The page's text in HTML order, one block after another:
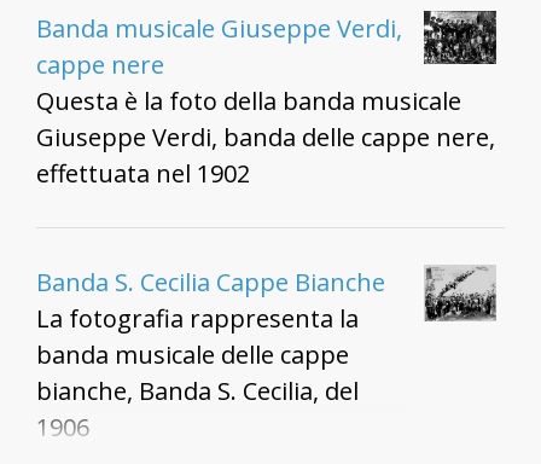
Banda musicale Giuseppe Verdi,
cappe nere
Questa è la foto della banda musicale
Giuseppe Verdi, banda delle cappe nere,
effettuata nel 1902
Banda S. Cecilia Cappe Bianche
La fotografia rappresenta la
banda musicale delle cappe
bianche, Banda S. Cecilia, del
1906